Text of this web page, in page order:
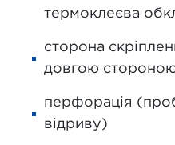
термоклеєва
сторона
довгою
перфорація
відриву)